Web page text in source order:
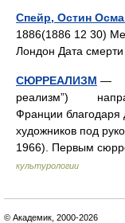
Спейр, Остин
1886(1886 12 30)
Лондон Дата
СЮРРЕАЛИЗМ —
реализм”)
Франции благодаря
художников под
1966). Первым
культурологии
© Академик, 2000-2026